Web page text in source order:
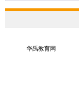
华禹教育网